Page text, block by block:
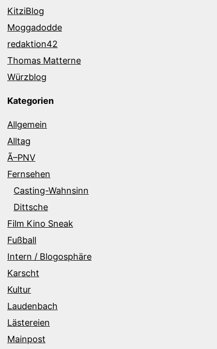
KitziBlog
Moggadodde
redaktion42
Thomas Matterne
Würzblog
Kategorien
Allgemein
Alltag
Ã–PNV
Fernsehen
Casting-Wahnsinn
Dittsche
Film Kino Sneak
Fußball
Intern / Blogosphäre
Karscht
Kultur
Laudenbach
Lästereien
Mainpost